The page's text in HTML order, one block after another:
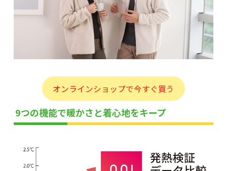
オンラインショップで今すぐ買う
9つの機能で暖かさと着心地をキープ